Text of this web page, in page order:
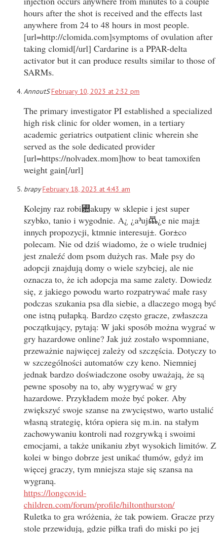
hours after the shot is received and the effects last
anywhere from 24 to 48 hours in most people.
[url=http://clomida.com]symptoms of ovulation after
taking clomid[/url] Cardarine is a PPAR-delta
activator but it can produce results similar to those of
SARMs.
AnnoutSFebruary 10, 2023 at 2:32 pm
The primary investigator PI established a specialized
high risk clinic for older women, in a tertiary
academic geriatrics outpatient clinic wherein she
served as the sole dedicated provider
[url=https://nolvadex.mom]how to beat tamoxifen
weight gain[/url]
brapyFebruary 18, 2023 at 4:43 am
Kolejny raz robi꠺akupy w sklepie i jest super
szybko, tanio i wygodnie. A¿ ¿a³ujꬠ¿e nie maj±
innych propozycji, ktmnie interesuj±. Gor±co
polecam. Nie od dziś wiadomo, że o wiele trudniej
jest znaleźć dom psom dużych ras. Małe psy do
adopcji znajdują domy o wiele szybciej, ale nie
oznacza to, że ich adopcja ma same zalety. Dowiedz
się, z jakiego powodu warto rozpatrywać małe rasy
podczas szukania psa dla siebie, a dlaczego mogą być
one istną pułapką. Bardzo często gracze, zwłaszcza
początkujący, pytają: W jaki sposób można wygrać w
gry hazardowe online? Jak już zostało wspomniane,
przeważnie najwięcej zależy od szczęścia. Dotyczy to
w szczególności automatów czy keno. Niemniej
jednak bardzo doświadczone osoby uważają, że są
pewne sposoby na to, aby wygrywać w gry
hazardowe. Przykładem może być poker. Aby
zwiększyć swoje szanse na zwycięstwo, warto ustalić
własną strategię, która opiera się m.in. na stałym
zachowywaniu kontroli nad rozgrywką i swoimi
emocjami, a także unikaniu zbyt wysokich limitów. Z
kolei w bingo dobrze jest unikać tłumów, gdyż im
więcej graczy, tym mniejsza staje się szansa na
wygraną.
https://longcovid-
children.com/forum/profile/hiltonthurston/
Ruletka to gra wróżenia, że tak powiem. Gracze przy
stole przewidują, gdzie piłka trafi do miski po jej